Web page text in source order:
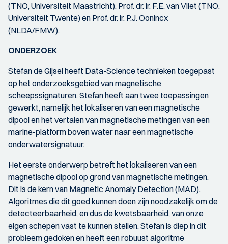
(TNO, Universiteit Maastricht), Prof. dr. ir. F.E. van Vliet (TNO,
Universiteit Twente) en Prof. dr. ir. P.J. Oonincx
(NLDA/FMW).
ONDERZOEK
Stefan de Gijsel heeft Data-Science technieken toegepast
op het onderzoeksgebied van magnetische
scheepssignaturen. Stefan heeft aan twee toepassingen
gewerkt, namelijk het lokaliseren van een magnetische
dipool en het vertalen van magnetische metingen van een
marine-platform boven water naar een magnetische
onderwatersignatuur.
Het eerste onderwerp betreft het lokaliseren van een
magnetische dipool op grond van magnetische metingen.
Dit is de kern van Magnetic Anomaly Detection (MAD).
Algoritmes die dit goed kunnen doen zijn noodzakelijk om de
detecteerbaarheid, en dus de kwetsbaarheid, van onze
eigen schepen vast te kunnen stellen. Stefan is diep in dit
probleem gedoken en heeft een robuust algoritme